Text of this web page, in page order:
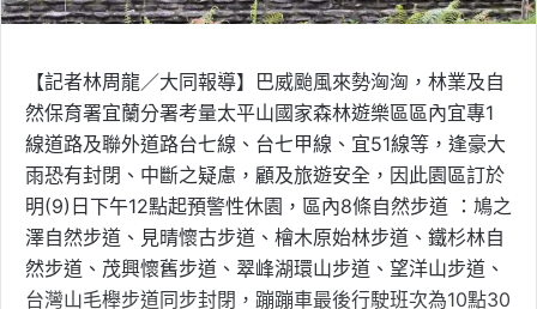
【記者林周龍／大同報導】巴威颱風來勢洶洶，林業及自
然保育署宜蘭分署考量太平山國家森林遊樂區區內宜專1
線道路及聯外道路台七線、台七甲線、宜51線等，逢豪大
雨恐有封閉、中斷之疑慮，顧及旅遊安全，因此園區訂於
明(9)日下午12點起預警性休園，區內8條自然步道 ：鳩之
澤自然步道、見晴懷古步道、檜木原始林步道、鐵杉林自
然步道、茂興懷舊步道、翠峰湖環山步道、望洋山步道、
台灣山毛櫸步道同步封閉，蹦蹦車最後行駛班次為10點30